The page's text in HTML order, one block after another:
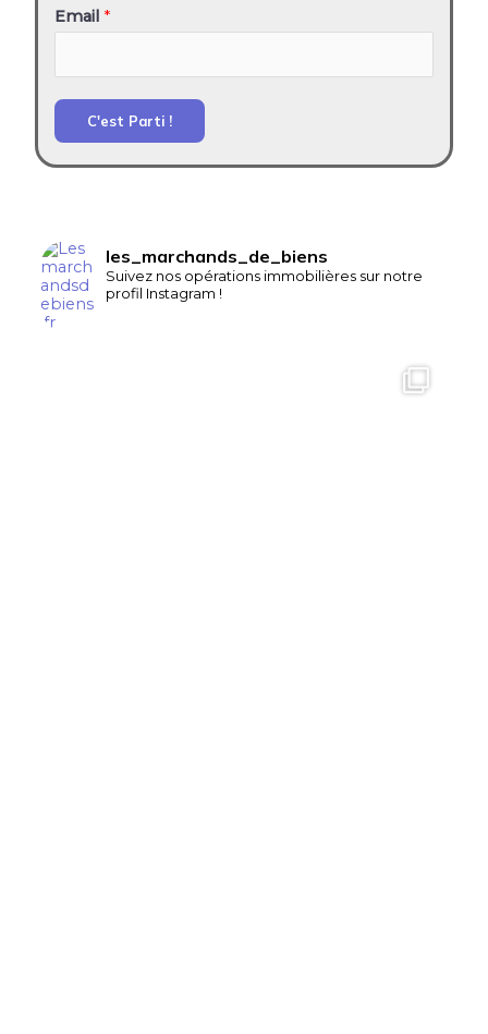
Email *
C'est Parti !
les_marchands_de_biens
Suivez nos opérations immobilières sur notre
profil Instagram !